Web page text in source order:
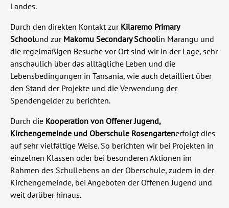
Landes.
Durch den direkten Kontakt zur Kilaremo Primary
Schoolund zur Makomu Secondary Schoolin Marangu und
die regelmäßigen Besuche vor Ort sind wir in der Lage, sehr
anschaulich über das alltägliche Leben und die
Lebensbedingungen in Tansania, wie auch detailliert über
den Stand der Projekte und die Verwendung der
Spendengelder zu berichten.
Durch die Kooperation von Offener Jugend,
Kirchengemeinde und Oberschule Rosengartenerfolgt dies
auf sehr vielfältige Weise. So berichten wir bei Projekten in
einzelnen Klassen oder bei besonderen Aktionen im
Rahmen des Schullebens an der Oberschule, zudem in der
Kirchengemeinde, bei Angeboten der Offenen Jugend und
weit darüber hinaus.